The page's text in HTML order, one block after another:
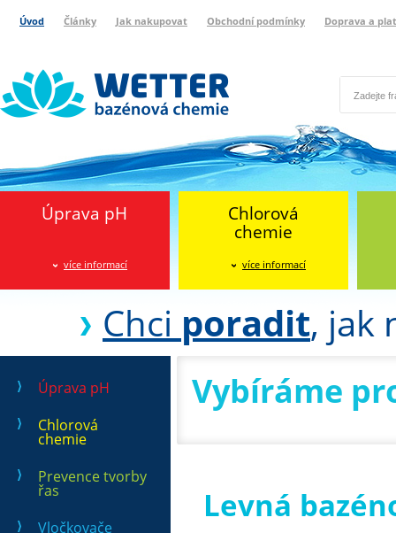
Úvod Články Jak nakupovat Obchodní podmínky Doprava a
Úprava pH
více informací
Chlorová
chemie
více informací
Chci poradit, jak
Úprava pH
Chlorová
chemie
Prevence tvorby
řas
Vločkovače
Vybíráme
Levná